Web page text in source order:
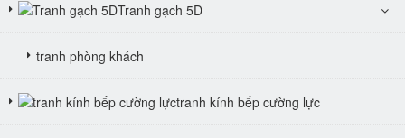
Tranh gạch 5D
tranh phòng khách
tranh kính bếp cường lực